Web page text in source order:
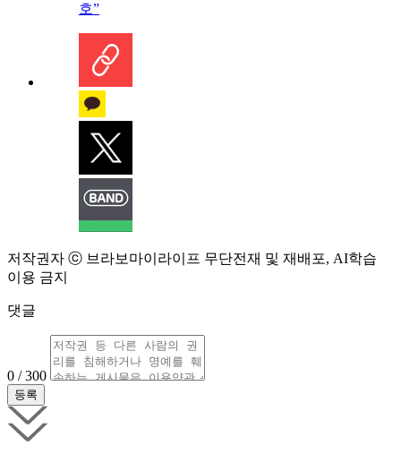
호”
저작권자 ⓒ 브라보마이라이프 무단전재 및 재배포, AI학습
이용 금지
댓글
0 / 300